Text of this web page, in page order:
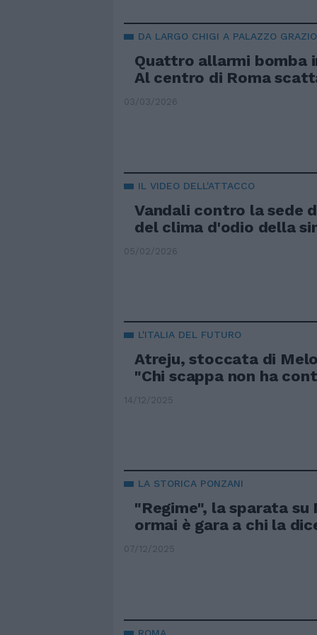
DA LARGO CHIGI A PALAZZO
Quattro allarmi bomba
Al centro di Roma
03/03/2026
IL VIDEO DELL'ATTACCO
Vandali contro la sede
del clima d'odio della
05/02/2026
L'ITALIA DEL FUTURO
Atreju, stoccata di
"Chi scappa non ha
14/12/2025
LA STORICA PONZANI
"Regime", la sparata su
ormai è gara a chi la
07/12/2025